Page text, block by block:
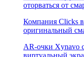
оторваться от
Компания Clicks
оригинальный
AR-очки Xynavo
виртуальный